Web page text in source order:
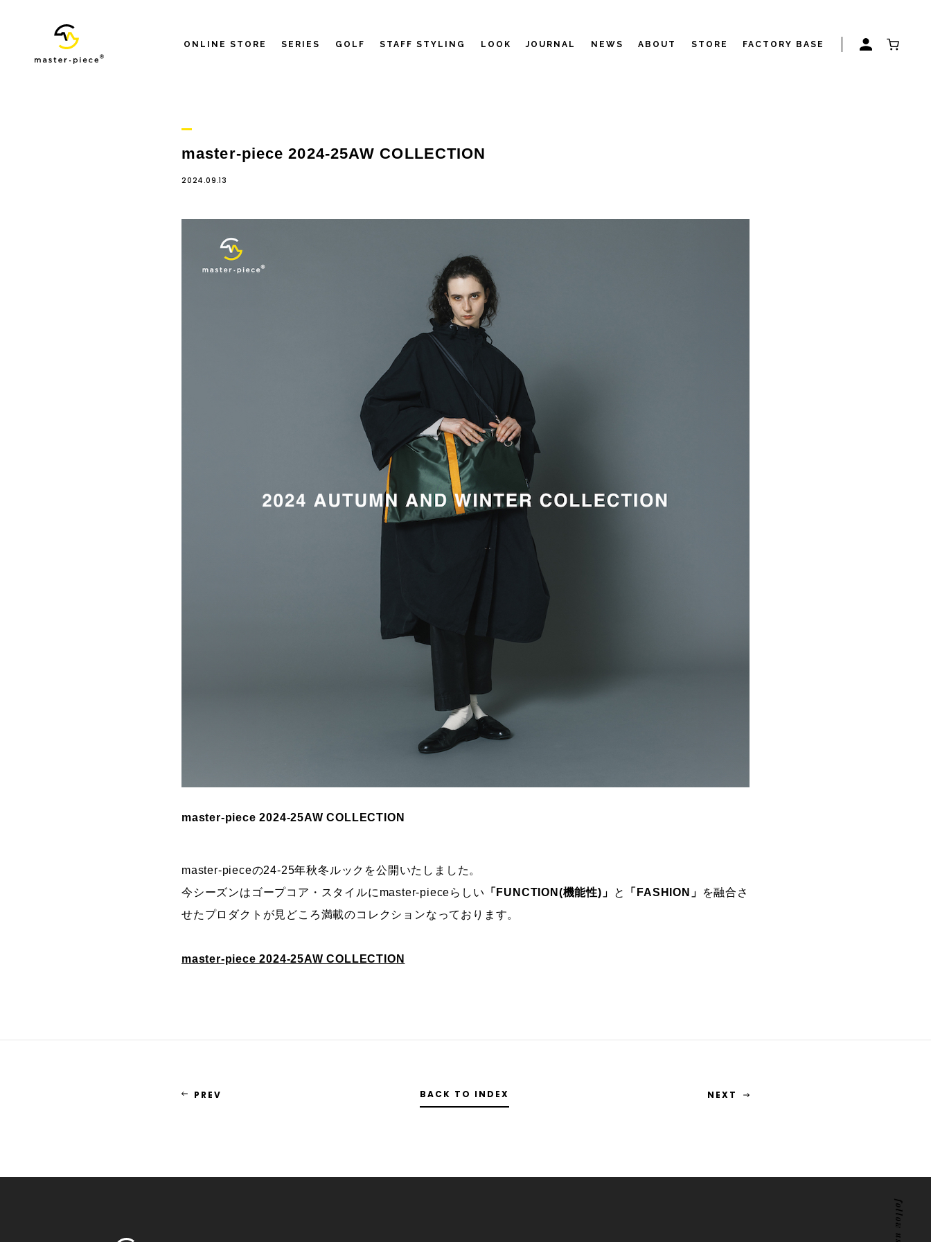
ONLINE STORE SERIES GOLF STAFF STYLING LOOK JOURNAL NEWS ABOUT STORE FACTORY BASE
follow us
master-piece 2024-25AW COLLECTION
2024.09.13
master-piece 2024-25AW COLLECTION
master-pieceの24-25年秋冬ルックを公開いたしました。
今シーズンはゴープコア・スタイルにmaster-pieceらしい 「FUNCTION(機能性)」 と 「FASHION」
を融合さ
せたプロダクトが見どころ満載のコレクションなっております。
master-piece 2024-25AW COLLECTION
PREV BACK TO INDEX NEXT